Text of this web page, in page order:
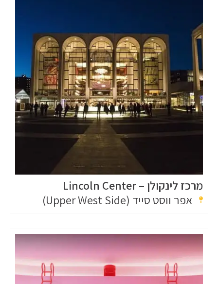
מרכז לינקולן – Lincoln Center
אפר ווסט סייד (Upper West Side)